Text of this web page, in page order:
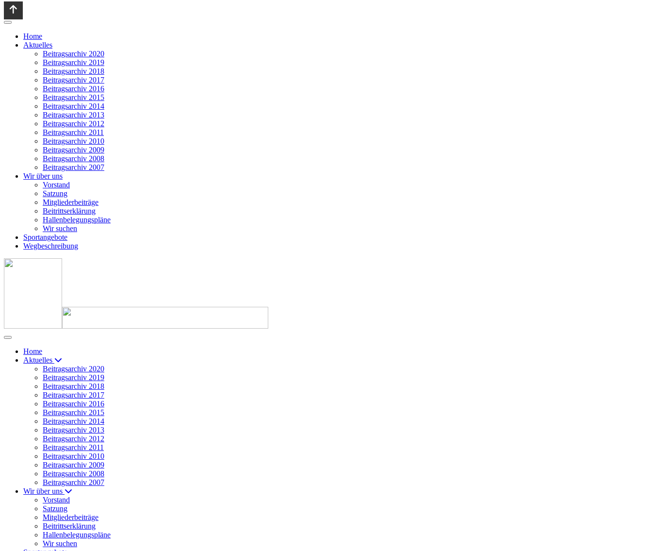
Home
Aktuelles
Beitragsarchiv 2020
Beitragsarchiv 2019
Beitragsarchiv 2018
Beitragsarchiv 2017
Beitragsarchiv 2016
Beitragsarchiv 2015
Beitragsarchiv 2014
Beitragsarchiv 2013
Beitragsarchiv 2012
Beitragsarchiv 2011
Beitragsarchiv 2010
Beitragsarchiv 2009
Beitragsarchiv 2008
Beitragsarchiv 2007
Wir über uns
Vorstand
Satzung
Mitgliederbeiträge
Beitrittserklärung
Hallenbelegungspläne
Wir suchen
Sportangebote
Wegbeschreibung
Home
Aktuelles
Beitragsarchiv 2020
Beitragsarchiv 2019
Beitragsarchiv 2018
Beitragsarchiv 2017
Beitragsarchiv 2016
Beitragsarchiv 2015
Beitragsarchiv 2014
Beitragsarchiv 2013
Beitragsarchiv 2012
Beitragsarchiv 2011
Beitragsarchiv 2010
Beitragsarchiv 2009
Beitragsarchiv 2008
Beitragsarchiv 2007
Wir über uns
Vorstand
Satzung
Mitgliederbeiträge
Beitrittserklärung
Hallenbelegungspläne
Wir suchen